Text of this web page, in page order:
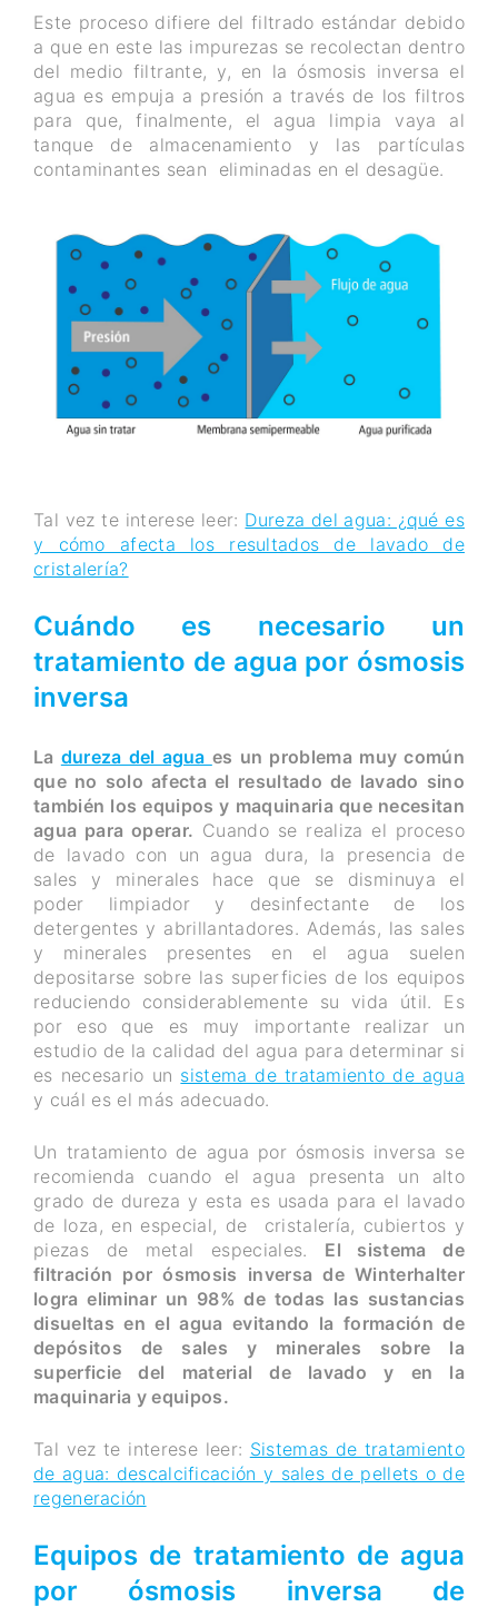
Este proceso difiere del filtrado estándar debido
a que en este las impurezas se recolectan dentro
del medio filtrante, y, en la ósmosis inversa el
agua es empuja a presión a través de los filtros
para que, finalmente, el agua limpia vaya al
tanque de almacenamiento y las partículas
contaminantes sean eliminadas en el desagüe.
Tal vez te interese leer: Dureza del agua: ¿qué es
y cómo afecta los resultados de lavado de
cristalería?
Cuándo es necesario un
tratamiento de agua por ósmosis
inversa
La dureza del agua es un problema muy común
que no solo afecta el resultado de lavado sino
también los equipos y maquinaria que necesitan
agua para operar. Cuando se realiza el proceso
de lavado con un agua dura, la presencia de
sales y minerales hace que se disminuya el
poder limpiador y desinfectante de los
detergentes y abrillantadores. Además, las sales
y minerales presentes en el agua suelen
depositarse sobre las superficies de los equipos
reduciendo considerablemente su vida útil. Es
por eso que es muy importante realizar un
estudio de la calidad del agua para determinar si
es necesario un sistema de tratamiento de agua
y cuál es el más adecuado.
Un tratamiento de agua por ósmosis inversa se
recomienda cuando el agua presenta un alto
grado de dureza y esta es usada para el lavado
de loza, en especial, de cristalería, cubiertos y
piezas de metal especiales. El sistema de
filtración por ósmosis inversa de Winterhalter
logra eliminar un 98% de todas las sustancias
disueltas en el agua evitando la formación de
depósitos de sales y minerales sobre la
superficie del material de lavado y en la
maquinaria y equipos.
Tal vez te interese leer: Sistemas de tratamiento
de agua: descalcificación y sales de pellets o de
regeneración
Equipos de tratamiento de agua
por ósmosis inversa de